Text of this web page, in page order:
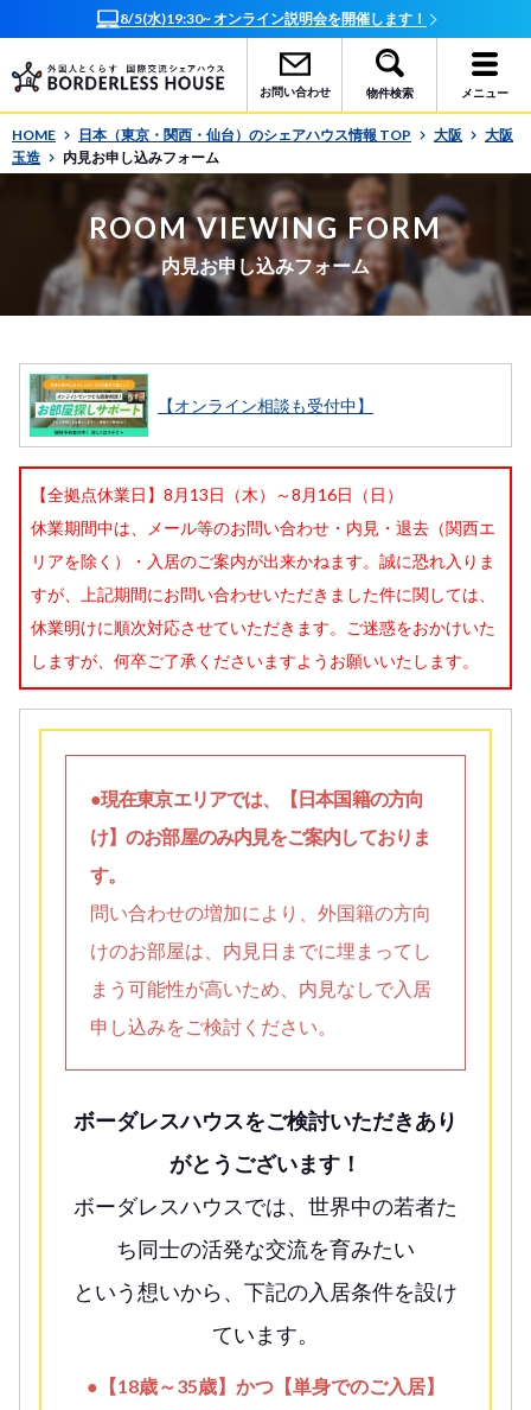
8/5(水)19:30~ オンライン説明会を開催します！
お問い合わせ 物件検索 メニュー
HOME 日本（東京・関西・仙台）のシェアハウス情報 TOP 大阪
大阪
玉造
内見お申し込みフォーム
ROOM VIEWING FORM
内見お申し込みフォーム
【オンライン相談も受付中】
【全拠点休業日】8月13日（木）～8月16日（日）
休業期間中は、メール等のお問い合わせ・内見・退去（関西エ
リアを除く）・入居のご案内が出来かねます。誠に恐れ入りま
すが、上記期間にお問い合わせいただきました件に関しては、
休業明けに順次対応させていただきます。ご迷惑をおかけいた
しますが、何卒ご了承くださいますようお願いいたします。
●現在東京エリアでは、【日本国籍の方向
け】のお部屋のみ内見をご案内しておりま
す。
問い合わせの増加により、外国籍の方向
けのお部屋は、内見日までに埋まってし
まう可能性が高いため、内見なしで入居
申し込みをご検討ください。
ボーダレスハウスをご検討いただきあり
がとうございます！
ボーダレスハウスでは、世界中の若者た
ち同士の活発な交流を育みたい
という想いから、下記の入居条件を設け
ています。
●【18歳～35歳】かつ【単身でのご入居】